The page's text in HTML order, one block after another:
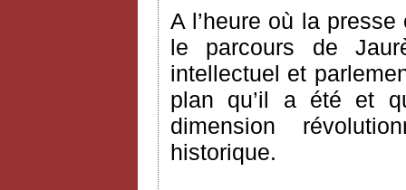
A l’heure où la
le parcours de
intellectuel et
plan qu’il a été et
dimension
historique.